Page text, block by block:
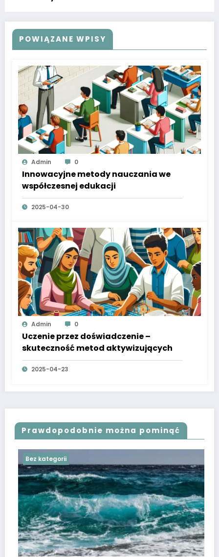
POWIĄZANE WPISY
Admin 0
Innowacyjne metody nauczania we
współczesnej edukacji
2025-04-30
Admin 0
Uczenie przez doświadczenie –
skuteczność metod aktywizujących
2025-04-23
Prawdopodobnie można pominąć